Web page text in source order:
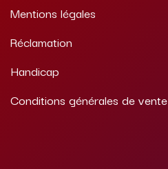
Mentions légales
Réclamation
Handicap
​Conditions général​es de ven​te